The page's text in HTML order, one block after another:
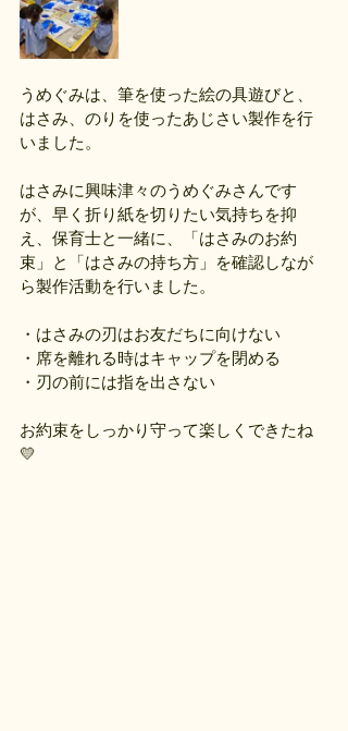
うめぐみは、筆を使った絵の具遊びと、
はさみ、のりを使ったあじさい製作を行
いました。
はさみに興味津々のうめぐみさんです
が、早く折り紙を切りたい気持ちを抑
え、保育士と一緒に、「はさみのお約
束」と「はさみの持ち方」を確認しなが
ら製作活動を行いました。
・はさみの刃はお友だちに向けない
・席を離れる時はキャップを閉める
・刃の前には指を出さない
お約束をしっかり守って楽しくできたね
💛